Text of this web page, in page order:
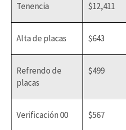
Tenencia $12,411
Alta de placas $643
Refrendo de
placas
$499
Verificación 00 $567